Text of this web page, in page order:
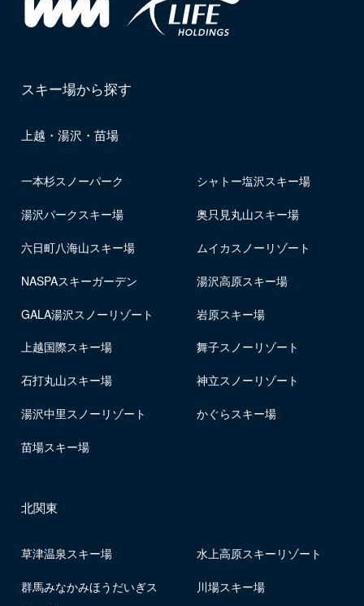
スキー場から探す
上越・湯沢・苗場
一本杉スノーパーク シャトー塩沢スキー場
湯沢パークスキー場 奥只見丸山スキー場
六日町八海山スキー場 ムイカスノーリゾート
NASPAスキーガーデン 湯沢高原スキー場
GALA湯沢スノーリゾート 岩原スキー場
上越国際スキー場 舞子スノーリゾート
石打丸山スキー場 神立スノーリゾート
湯沢中里スノーリゾート かぐらスキー場
苗場スキー場
北関東
草津温泉スキー場 水上高原スキーリゾート
群馬みなかみほうだいぎス
川場スキー場